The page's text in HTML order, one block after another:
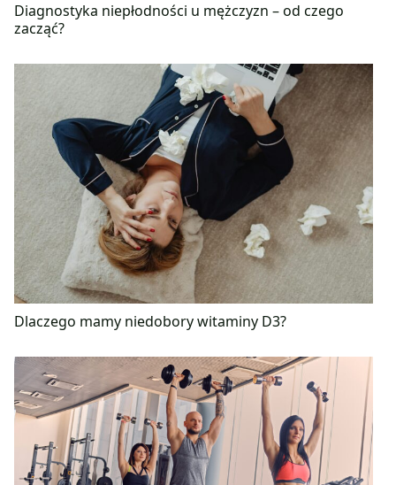
Diagnostyka niepłodności u mężczyzn – od czego
zacząć?
Dlaczego mamy niedobory witaminy D3?